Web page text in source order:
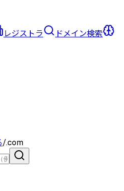
レジストラ
ドメイン検索
/.com